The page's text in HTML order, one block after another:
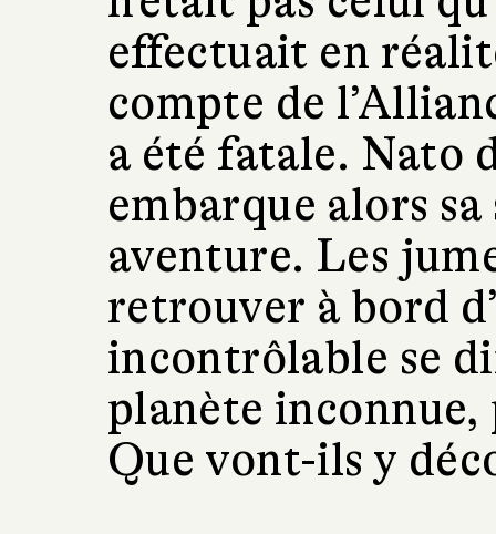
effectuait en
compte de
a été fatale. Nato
embarque alors
aventure. Les
retrouver à bord
incontrôlable se
planète inconnue,
Que vont-ils y